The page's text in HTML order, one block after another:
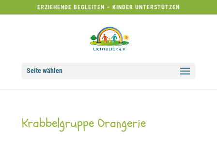
ERZIEHENDE BEGLEITEN – KINDER UNTERSTÜTZEN
Seite wählen
Krabbelgruppe Orangerie